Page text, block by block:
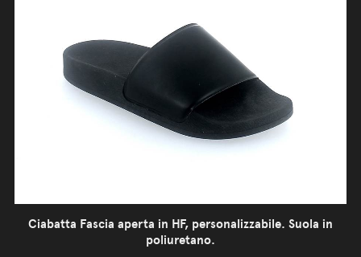
Ciabatta Fascia aperta in HF, personalizzabile. Suola in
poliuretano.